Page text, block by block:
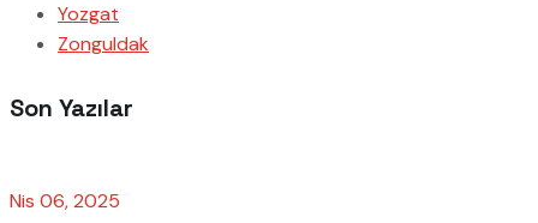
Yozgat
Zonguldak
Son Yazılar
Nis 06, 2025